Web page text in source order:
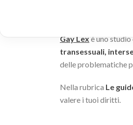
Gay Lexè uno
transessuali,
delle problematiche
Nella rubrica Le
valere i tuoi diritti.